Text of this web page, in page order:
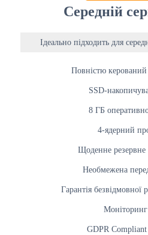
Середній
Ідеально підходить для
Повністю
SSD-
8 ГБ
4-ядерний
Щоденне резервне
Необмежена
Гарантія безвідмовної
GDPR